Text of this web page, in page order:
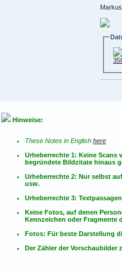
Markus
Hinweise:
These Notes in English here
Urheberrechte 1: Keine
begründete Bildzitate hinaus
Urheberrechte 2: Nur selbst
usw.
Urheberrechte 3:
Keine Fotos, auf denen
Kennzeichen oder Fragmente
Fotos: Für beste Darstellung
Der Zähler der